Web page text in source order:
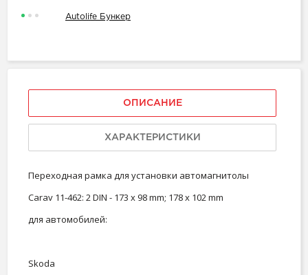
Autolife Бункер
ОПИСАНИЕ
ХАРАКТЕРИСТИКИ
Переходная рамка для установки автомагнитолы
Carav 11-462: 2 DIN - 173 x 98 mm; 178 x 102 mm
для автомобилей:
Skoda